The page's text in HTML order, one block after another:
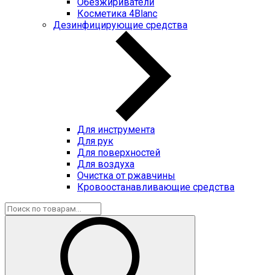
Косметика 4Blanc
Дезинфицирующие средства
Для инструмента
Для рук
Для поверхностей
Для воздуха
Очистка от ржавчины
Кровоостанавливающие средства